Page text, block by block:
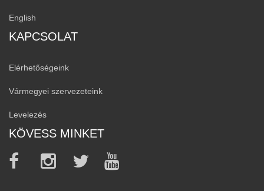
English
KAPCSOLAT
Elérhetőségeink
Vármegyei szervezeteink
Levelezés
KÖVESS MINKET